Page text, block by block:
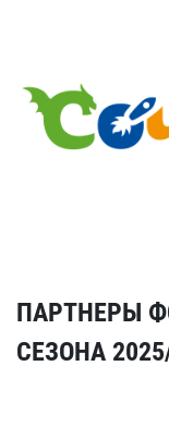
ПАРТНЕРЫ
СЕЗОНА